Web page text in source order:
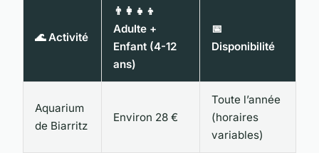
🌊 Activité
👨‍👩‍👧‍👦
Adulte +
Enfant (4-12
ans)
📅
Disponibilité
Aquarium
de Biarritz
Environ 28 €
Toute l’année
(horaires
variables)